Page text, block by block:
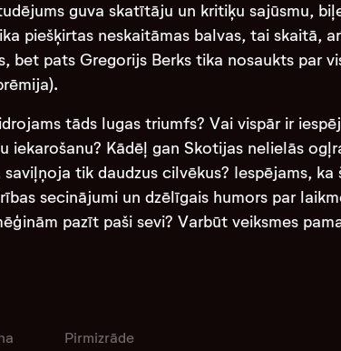
guva skatītāju un kritiķu sajūsmu,
piešķirtas neskaitāmas balvas, tai skaitā,
bet pats Gregorijs Berks tika nosaukts par
tāds lugas triumfs? Vai vispār ir
iekarošanu? Kādēļ gan Skotijas nelielās
saviļņoja tik daudzus cilvēkus? Iespējams,
secinājumi un dzēlīgais humors par
pazīt paši sevi? Varbūt veiksmes
Pirmizrāde